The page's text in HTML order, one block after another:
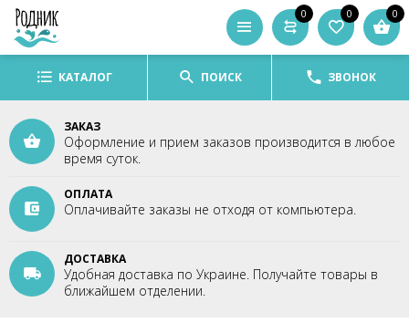
0 0 0
КАТАЛОГ ПОИСК ЗВОНОК
ЗАКАЗ
Оформление и прием заказов производится в любое
время суток.
ОПЛАТА
Оплачивайте заказы не отходя от компьютера.
ДОСТАВКА
Удобная доставка по Украине. Получайте товары в
ближайшем отделении.